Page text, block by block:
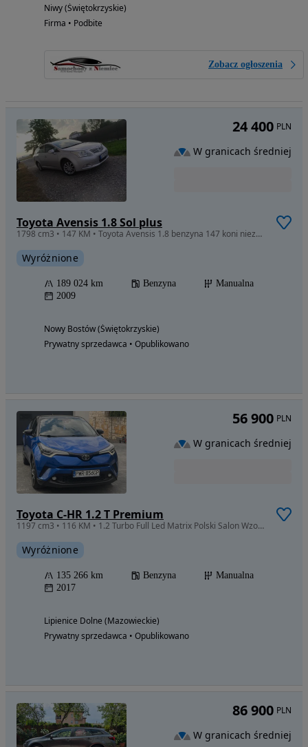
Niwy (Świętokrzyskie)
Firma • Podbite
Zobacz ogłoszenia
Toyota Avensis 1.8 Sol plus
1798 cm3 • 147 KM • Toyota Avensis 1.8 benzyna 147 koni niezawodna
Wyróżnione
189 024 km Benzyna
Manualna
2009
Nowy Bostów (Świętokrzyskie)
Prywatny sprzedawca • Opublikowano
24 400 PLN
W granicach średniej
Toyota C-HR 1.2 T Premium
1197 cm3 • 116 KM • 1.2 Turbo Full Led Matrix Polski Salon Wzorowy Stan Pełen Serwis
Wyróżnione
135 266 km Benzyna
Manualna
2017
Lipienice Dolne (Mazowieckie)
Prywatny sprzedawca • Opublikowano
56 900 PLN
W granicach średniej
86 900 PLN
W granicach średniej